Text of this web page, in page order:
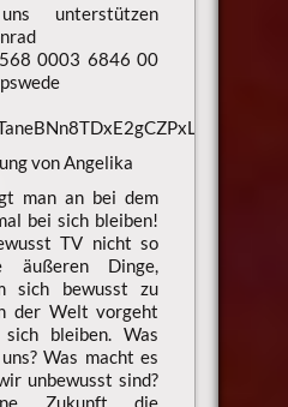
unterstützen
0003 6846 00
von Angelika
man an bei dem
bei sich bleiben!
TV nicht so
Dinge,
sich bewusst zu
der Welt vorgeht
bleiben. Was
Was macht es
unbewusst sind?
Zukunft die